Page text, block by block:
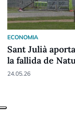
ECONOMIA
Sant Julià
la fallida de
24.05.26